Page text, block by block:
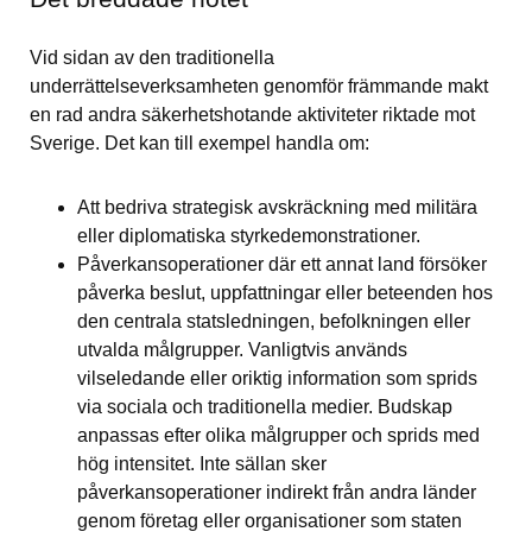
Vid sidan av den traditionella
underrättelseverksamheten genomför främmande makt
en rad andra säkerhetshotande aktiviteter riktade mot
Sverige. Det kan till exempel handla om:
Att bedriva strategisk avskräckning med militära
eller diplomatiska styrkedemonstrationer.
Påverkansoperationer där ett annat land försöker
påverka beslut, uppfattningar eller beteenden hos
den centrala statsledningen, befolkningen eller
utvalda målgrupper. Vanligtvis används
vilseledande eller oriktig information som sprids
via sociala och traditionella medier. Budskap
anpassas efter olika målgrupper och sprids med
hög intensitet. Inte sällan sker
påverkansoperationer indirekt från andra länder
genom företag eller organisationer som staten